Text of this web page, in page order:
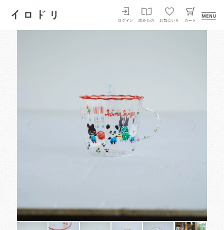
イロドリ
ログイン 読みもの お気にいり カート